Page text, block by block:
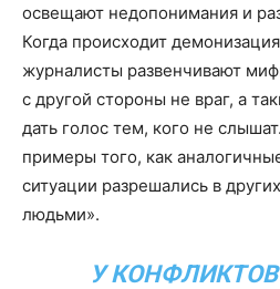
освещают недопонимания и
Когда происходит
журналисты развенчивают
с другой стороны не враг, а
дать голос тем, кого не
примеры того, как
ситуации разрешались в
людьми».
У